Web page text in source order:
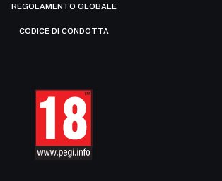
REGOLAMENTO GLOBALE
CODICE DI CONDOTTA